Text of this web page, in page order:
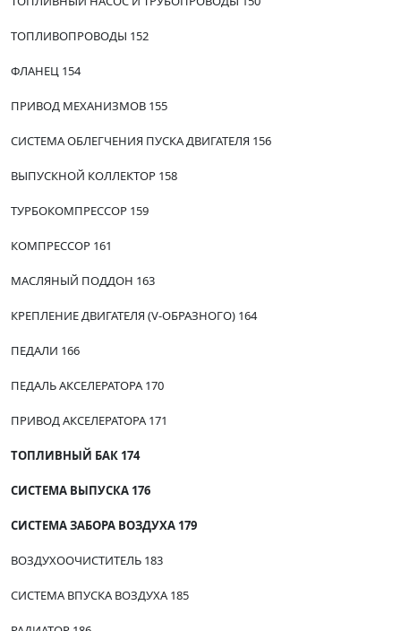
ТОПЛИВОПРОВОДЫ 152
ФЛАНЕЦ 154
ПРИВОД МЕХАНИЗМОВ 155
СИСТЕМА ОБЛЕГЧЕНИЯ ПУСКА ДВИГАТЕЛЯ 156
ВЫПУСКНОЙ КОЛЛЕКТОР 158
ТУРБОКОМПРЕССОР 159
КОМПРЕССОР 161
МАСЛЯНЫЙ ПОДДОН 163
КРЕПЛЕНИЕ ДВИГАТЕЛЯ (V-ОБРАЗНОГО) 164
ПЕДАЛИ 166
ПЕДАЛЬ АКСЕЛЕРАТОРА 170
ПРИВОД АКСЕЛЕРАТОРА 171
ТОПЛИВНЫЙ БАК 174
СИСТЕМА ВЫПУСКА 176
СИСТЕМА ЗАБОРА ВОЗДУХА 179
ВОЗДУХООЧИСТИТЕЛЬ 183
СИСТЕМА ВПУСКА ВОЗДУХА 185